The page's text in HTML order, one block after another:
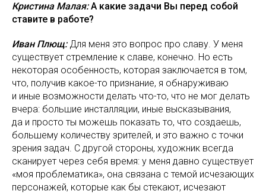
Кристина Малая:А какие задачи Вы перед собой
ставите в работе?
Иван Плющ:Для меня это вопрос про славу. У меня
существует стремление к славе, конечно. Но есть
некоторая особенность, которая заключается в том,
что, получив какое-то признание, я обнаруживаю
и иные возможности делать что-то, что не мог делать
вчера: большие инсталляции, иные высказывания,
да и просто ты можешь показать то, что создаешь,
большему количеству зрителей, и это важно с точки
зрения задач. С другой стороны, художник всегда
сканирует через себя время: у меня давно существует
«моя проблематика», она связана с темой исчезающих
персонажей, которые как бы стекают, исчезают